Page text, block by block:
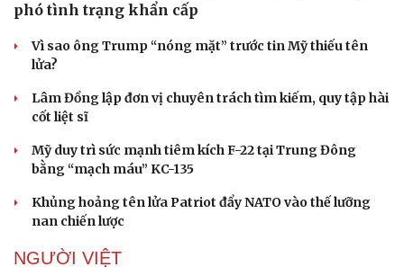
phó tình trạng khẩn cấp
Vì sao ông Trump “nóng mặt” trước tin Mỹ thiếu tên
lửa?
Lâm Đồng lập đơn vị chuyên trách tìm kiếm, quy tập hài
cốt liệt sĩ
Mỹ duy trì sức mạnh tiêm kích F-22 tại Trung Đông
bằng “mạch máu” KC-135
Khủng hoảng tên lửa Patriot đẩy NATO vào thế lưỡng
nan chiến lược
NGƯỜI VIỆT